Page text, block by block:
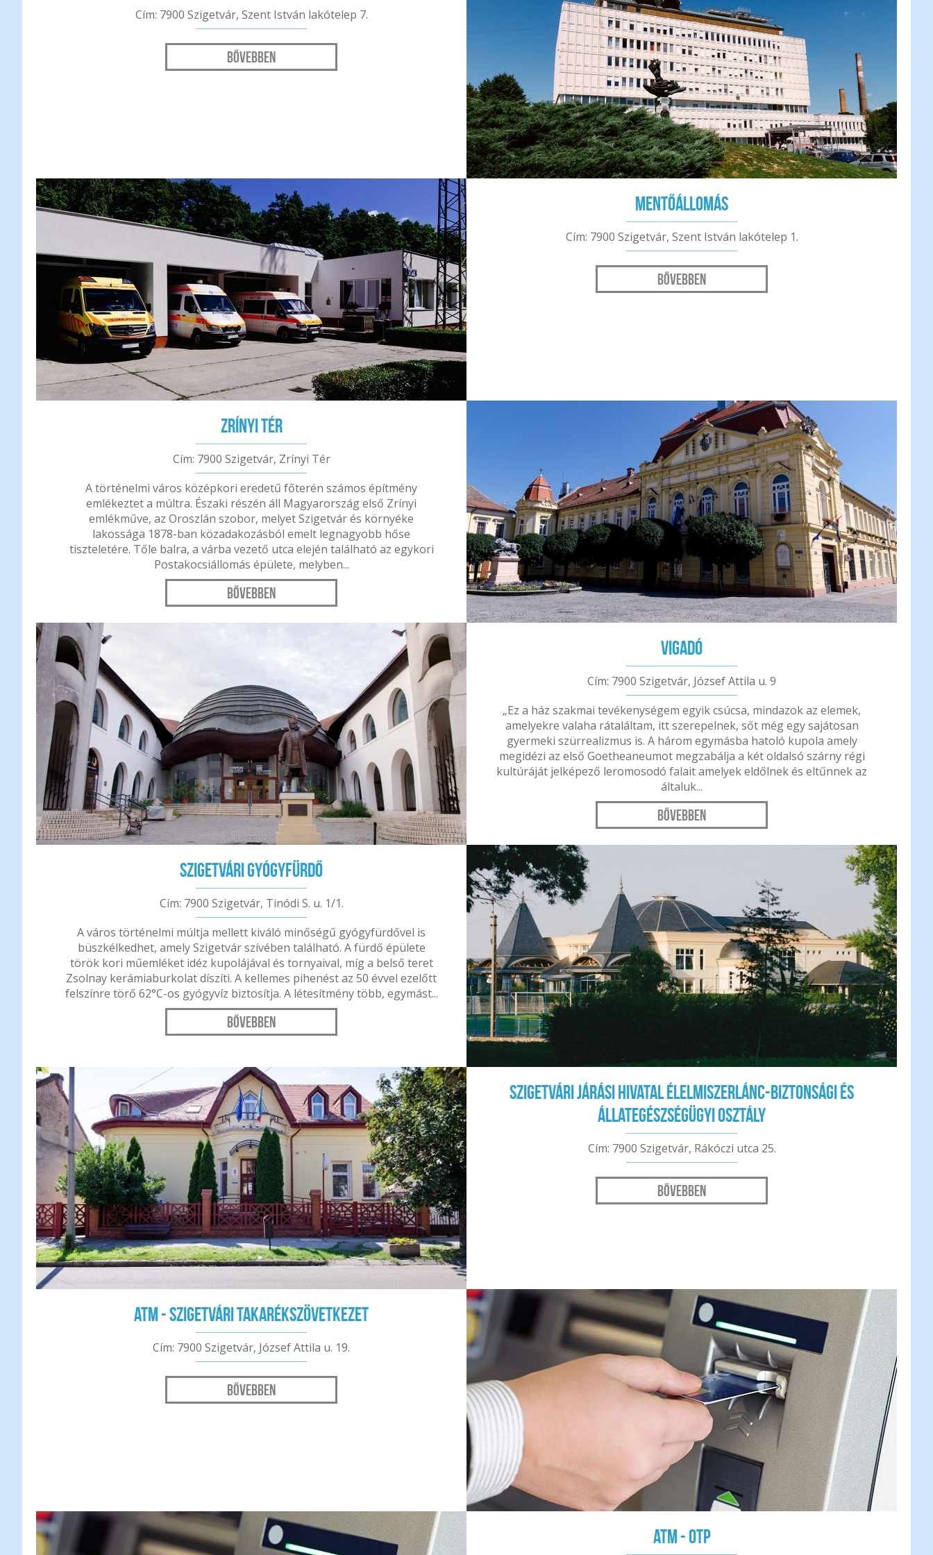
Cím: 7900 Szigetvár, Szent István lakótelep 7.
Bővebben
Mentőállomás
Cím: 7900 Szigetvár, Szent István lakótelep 1.
Bővebben
Zrínyi tér
Cím: 7900 Szigetvár, Zrínyi Tér
A történelmi város középkori eredetű főterén számos építmény
emlékeztet a múltra. Északi részén áll Magyarország első Zrínyi
emlékműve, az Oroszlán szobor, melyet Szigetvár és környéke
lakossága 1878-ban közadakozásból emelt legnagyobb hőse
tiszteletére. Tőle balra, a várba vezető utca elején található az egykori
Postakocsiállomás épülete, melyben...
Bővebben
Vigadó
Cím: 7900 Szigetvár, József Attila u. 9
„Ez a ház szakmai tevékenységem egyik csúcsa, mindazok az elemek,
amelyekre valaha rátaláltam, itt szerepelnek, sőt még egy sajátosan
gyermeki szürrealizmus is. A három egymásba hatoló kupola amely
megidézi az első Goetheaneumot megzabálja a két oldalsó szárny régi
kultúráját jelképező leromosodó falait amelyek eldőlnek és eltűnnek az
általuk...
Bővebben
Szigetvári Gyógyfürdő
Cím: 7900 Szigetvár, Tinódi S. u. 1/1.
A város történelmi múltja mellett kiváló minőségű gyógyfürdővel is
büszkélkedhet, amely Szigetvár szívében található. A fürdő épülete
török kori műemléket idéz kupolájával és tornyaival, míg a belső teret
Zsolnay kerámiaburkolat díszíti. A kellemes pihenést az 50 évvel ezelőtt
felszínre törő 62°C-os gyógyvíz biztosítja. A létesítmény több, egymást...
Bővebben
Szigetvári Járási Hivatal Élelmiszerlánc-biztonsági és
Állategészségügyi Osztály
Cím: 7900 Szigetvár, Rákóczi utca 25.
Bővebben
ATM - Szigetvári Takarékszövetkezet
Cím: 7900 Szigetvár, József Attila u. 19.
Bővebben
ATM - OTP